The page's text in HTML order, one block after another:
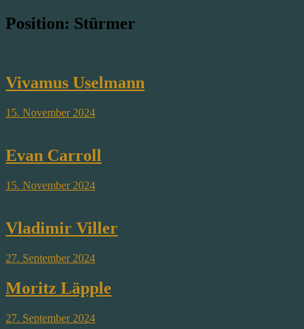
Position: Stürmer
Vivamus Uselmann
15. November 2024
Evan Carroll
15. November 2024
Vladimir Viller
27. September 2024
Moritz Läpple
27. September 2024